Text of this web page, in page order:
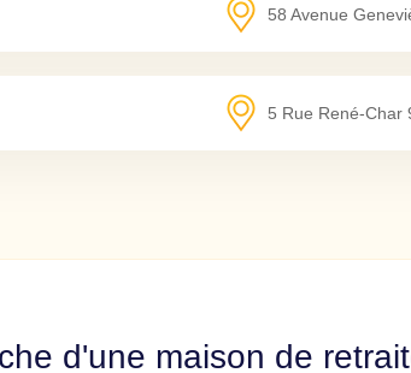
58 Avenue
5 Rue René-Char
d'une maison de